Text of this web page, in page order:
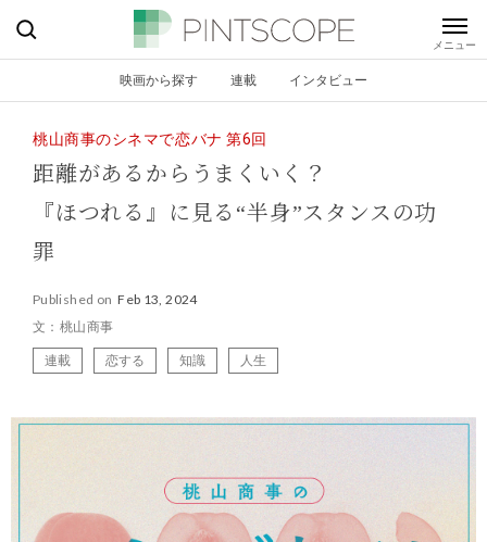
映画から探す 連載 インタビュー
桃山商事のシネマで恋バナ 第6回
距離があるからうまくいく？
『ほつれる』に見る“半身”スタンスの功
罪
Published on Feb 13, 2024
文：桃山商事
連載 恋する 知識 人生